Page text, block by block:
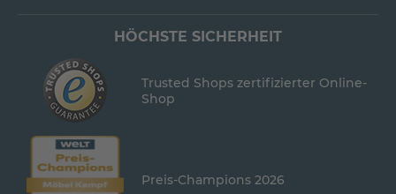
HÖCHSTE SICHERHEIT
Trusted Shops zertifizierter Online-
Shop
Preis-Champions 2026